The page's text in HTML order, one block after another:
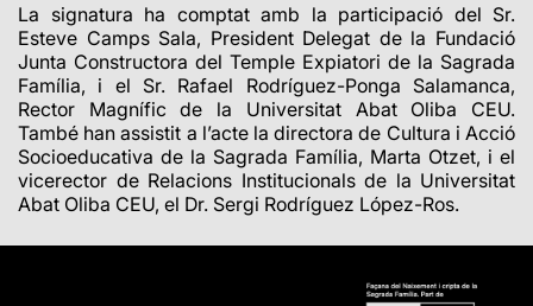
La signatura ha comptat amb la participació del Sr.
Esteve Camps Sala, President Delegat de la Fundació
Junta Constructora del Temple Expiatori de la Sagrada
Família, i el Sr. Rafael Rodríguez-Ponga Salamanca,
Rector Magnífic de la Universitat Abat Oliba CEU.
També han assistit a l’acte la directora de Cultura i Acció
Socioeducativa de la Sagrada Família, Marta Otzet, i el
vicerector de Relacions Institucionals de la Universitat
Abat Oliba CEU, el Dr. Sergi Rodríguez López-Ros.